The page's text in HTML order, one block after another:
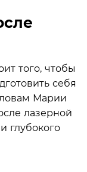
того, чтобы
себя
Марии
лазерной
глубокого